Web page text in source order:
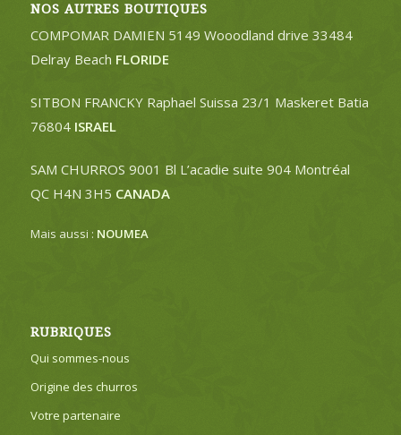
NOS AUTRES BOUTIQUES
COMPOMAR DAMIEN 5149 Wooodland drive 33484
Delray Beach FLORIDE
SITBON FRANCKY Raphael Suissa 23/1 Maskeret Batia
76804 ISRAEL
SAM CHURROS 9001 Bl L’acadie suite 904 Montréal
QC H4N 3H5 CANADA
Mais aussi : NOUMEA
RUBRIQUES
Qui sommes-nous
Origine des churros
Votre partenaire